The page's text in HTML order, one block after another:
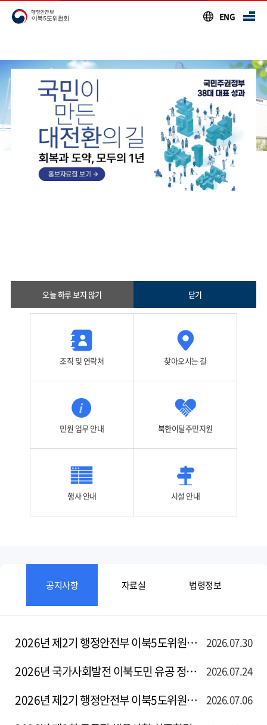
ENG
습니다
조직 및 연락처 찾아오시는 길
민원 업무 안내 북한이탈주민지원
행사 안내 시설 안내
2026년 제2기 행정안전부 이북5도위원회 청년인턴 최종합격자 공고 2026.07.30
2026년 국가사회발전 이북도민 유공 정부포상 후보자 공개검증 2026.07.24
2026년 제2기 행정안전부 이북5도위원회 청년인턴(인턴11, 인턴12) 서류전형 합격자 및 면접시험 일정 공고 2026.07.06
오늘 하루 보지 않기 닫기